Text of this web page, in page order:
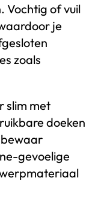
Vochtig of vuil
je
zoals
slim met
doeken
gevoelige